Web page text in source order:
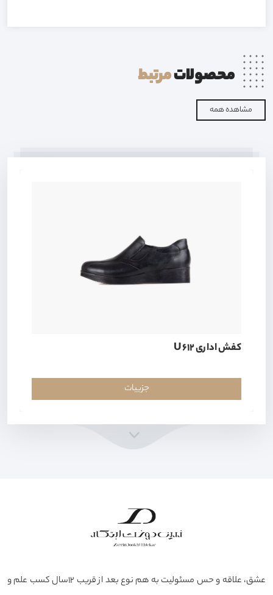
محصولاتمرتبط
مشاهده همه
کفش اداری U 612
جزییات
عشق، علاقه و حس مسئولیت به هم نوع بعد از قریب ۱۲سال کسب علم و